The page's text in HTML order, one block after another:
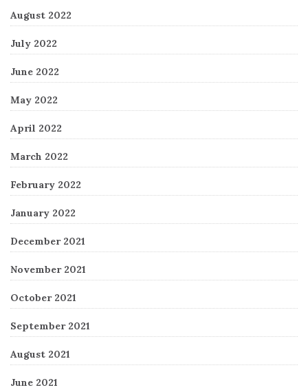
August 2022
July 2022
June 2022
May 2022
April 2022
March 2022
February 2022
January 2022
December 2021
November 2021
October 2021
September 2021
August 2021
June 2021